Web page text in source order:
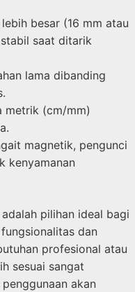
besar (16 mm atau
saat ditarik
lama dibanding
metrik (cm/mm)
magnetik, pengunci
kenyamanan
pilihan ideal bagi
dan
profesional atau
sesuai sangat
akan